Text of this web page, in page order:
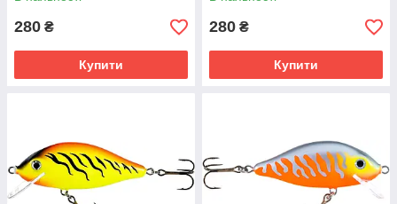
280 ₴
Купити
280 ₴
Купити